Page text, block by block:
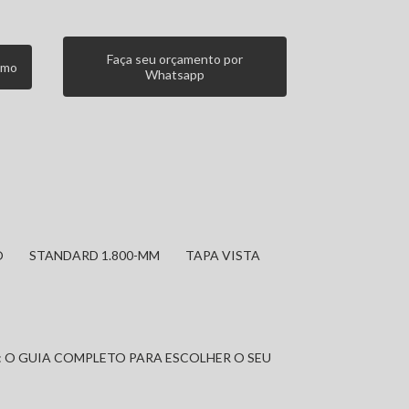
Faça seu orçamento por
Whatsapp
STANDARD 1.800-MM TAPA VISTA
GUIA COMPLETO PARA ESCOLHER O SEU